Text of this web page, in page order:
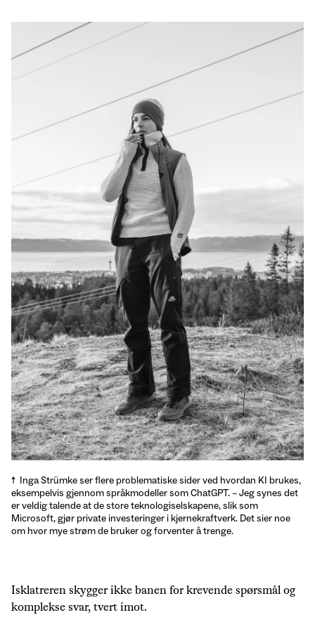
Inga Strümke ser flere problematiske sider ved hvordan KI brukes,
eksempelvis gjennom språkmodeller som ChatGPT. – Jeg synes det
er veldig talende at de store teknologiselskapene, slik som
Microsoft, gjør private investeringer i kjernekraftverk. Det sier noe
om hvor mye strøm de bruker og forventer å trenge.
Isklatreren skygger ikke banen for krevende spørsmål og
komplekse svar, tvert imot.